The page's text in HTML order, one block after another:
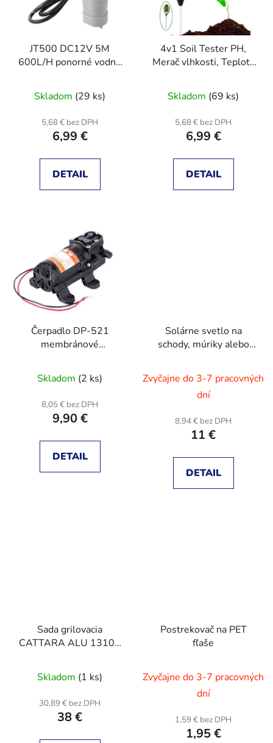
JT500 DC12V 5M
600L/H ponorné vodné
Skladom (29 ks)
5,68 € bez DPH
6,99 €
DETAIL
4v1 Soil Tester PH,
Merač vlhkosti, Teploty
svetla
Skladom (69 ks)
5,68 € bez DPH
6,99 €
DETAIL
Čerpadlo DP-521
membránové
l/min, 12V
Skladom (2 ks)
8,05 € bez DPH
9,90 €
DETAIL
Solárne svetlo na
schody, múriky alebo
hnede
Zvyčajne do 3-7 pracovných
dní
8,94 € bez DPH
11 €
DETAIL
Sada grilovacia
CATTARA ALU 13105
Skladom (1 ks)
30,89 € bez DPH
38 €
Postrekovač na PET
fľaše
Zvyčajne do 3-7 pracovných
dní
1,59 € bez DPH
1,95 €